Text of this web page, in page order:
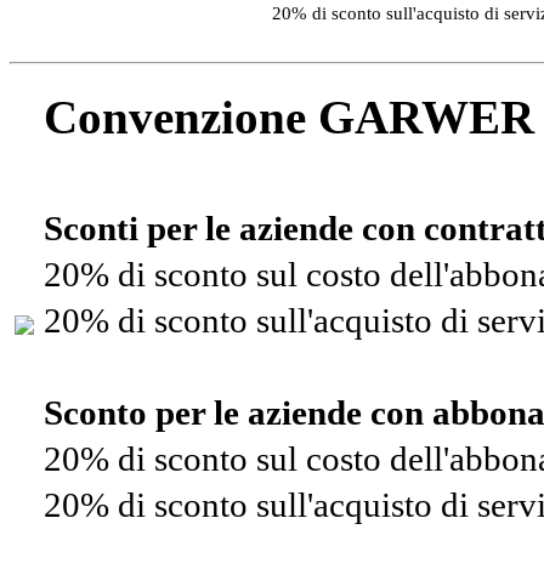
20% di sconto sull'acquisto di
Convenzione
Sconti per le aziende con
20% di sconto sul costo
20% di sconto sull'acquisto di
Sconto per le aziende con
20% di sconto sul costo
20% di sconto sull'acquisto di